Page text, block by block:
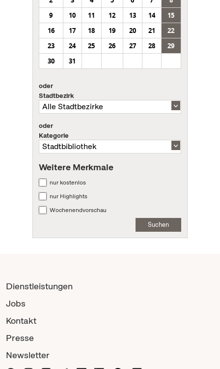
9
10 11 12 13 14
15
16
17 18 19 20 21
22
23
24 25 26 27 28
29
30
31
oder
Stadtbezirk
oder
Kategorie
Weitere Merkmale
nur kostenlos
nur Highlights
Wochenendvorschau
Suchen
Dienstleistungen
Jobs
Kontakt
Presse
Newsletter